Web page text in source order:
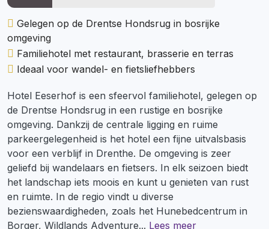
Gelegen op de Drentse Hondsrug in bosrijke
omgeving
Familiehotel met restaurant, brasserie en terras
Ideaal voor wandel- en fietsliefhebbers
Hotel Eeserhof is een sfeervol familiehotel, gelegen op
de Drentse Hondsrug in een rustige en bosrijke
omgeving. Dankzij de centrale ligging en ruime
parkeergelegenheid is het hotel een fijne uitvalsbasis
voor een verblijf in Drenthe. De omgeving is zeer
geliefd bij wandelaars en fietsers. In elk seizoen biedt
het landschap iets moois en kunt u genieten van rust
en ruimte. In de regio vindt u diverse
bezienswaardigheden, zoals het Hunebedcentrum in
Borger, Wildlands Adventure... Lees meer